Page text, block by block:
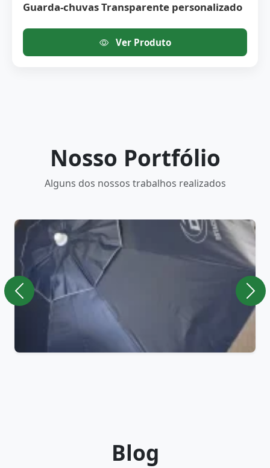
Guarda-chuvas Transparente personalizado
Ver Produto
Nosso Portfólio
Alguns dos nossos trabalhos realizados
Blog